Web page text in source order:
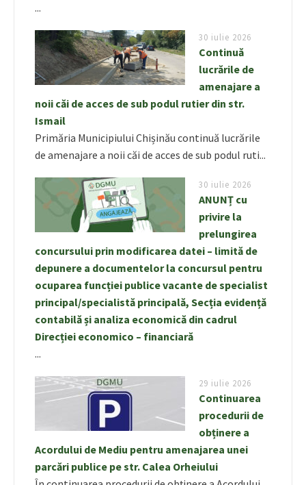
...
30 iulie 2026
Continuă
lucrările de
amenajare a
noii căi de acces de sub podul rutier din str.
Ismail
Primăria Municipiului Chișinău continuă lucrările
de amenajare a noii căi de acces de sub podul ruti...
30 iulie 2026
ANUNȚ cu
privire la
prelungirea
concursului prin modificarea datei – limită de
depunere a documentelor la concursul pentru
ocuparea funcției publice vacante de specialist
principal/specialistă principală, Secția evidență
contabilă și analiza economică din cadrul
Direcției economico – financiară
...
29 iulie 2026
Continuarea
procedurii de
obținere a
Acordului de Mediu pentru amenajarea unei
parcări publice pe str. Calea Orheiului